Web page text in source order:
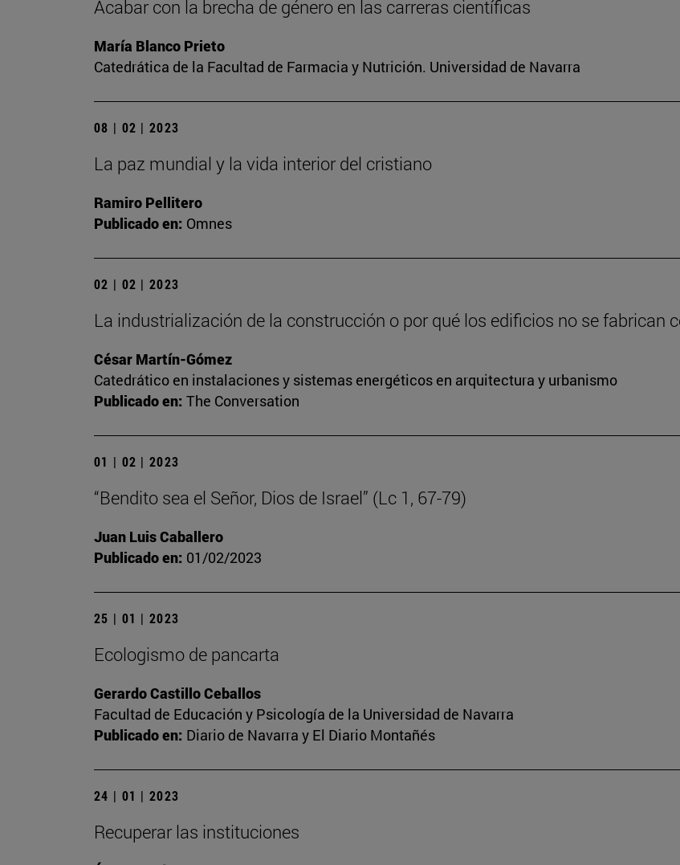
Acabar con la brecha de género en las carreras científicas
María Blanco Prieto
Catedrática de la Facultad de Farmacia y Nutrición. Universidad de Navarra
08 | 02 | 2023
La paz mundial y la vida interior del cristiano
Ramiro Pellitero
Publicado en: Omnes
02 | 02 | 2023
La industrialización de la construcción o por qué los edificios no se fabrican
César Martín-Gómez
Catedrático en instalaciones y sistemas energéticos en arquitectura y urbanismo
Publicado en: The Conversation
01 | 02 | 2023
“Bendito sea el Señor, Dios de Israel” (Lc 1, 67-79)
Juan Luis Caballero
Publicado en: 01/02/2023
25 | 01 | 2023
Ecologismo de pancarta
Gerardo Castillo Ceballos
Facultad de Educación y Psicología de la Universidad de Navarra
Publicado en: Diario de Navarra y El Diario Montañés
24 | 01 | 2023
Recuperar las instituciones